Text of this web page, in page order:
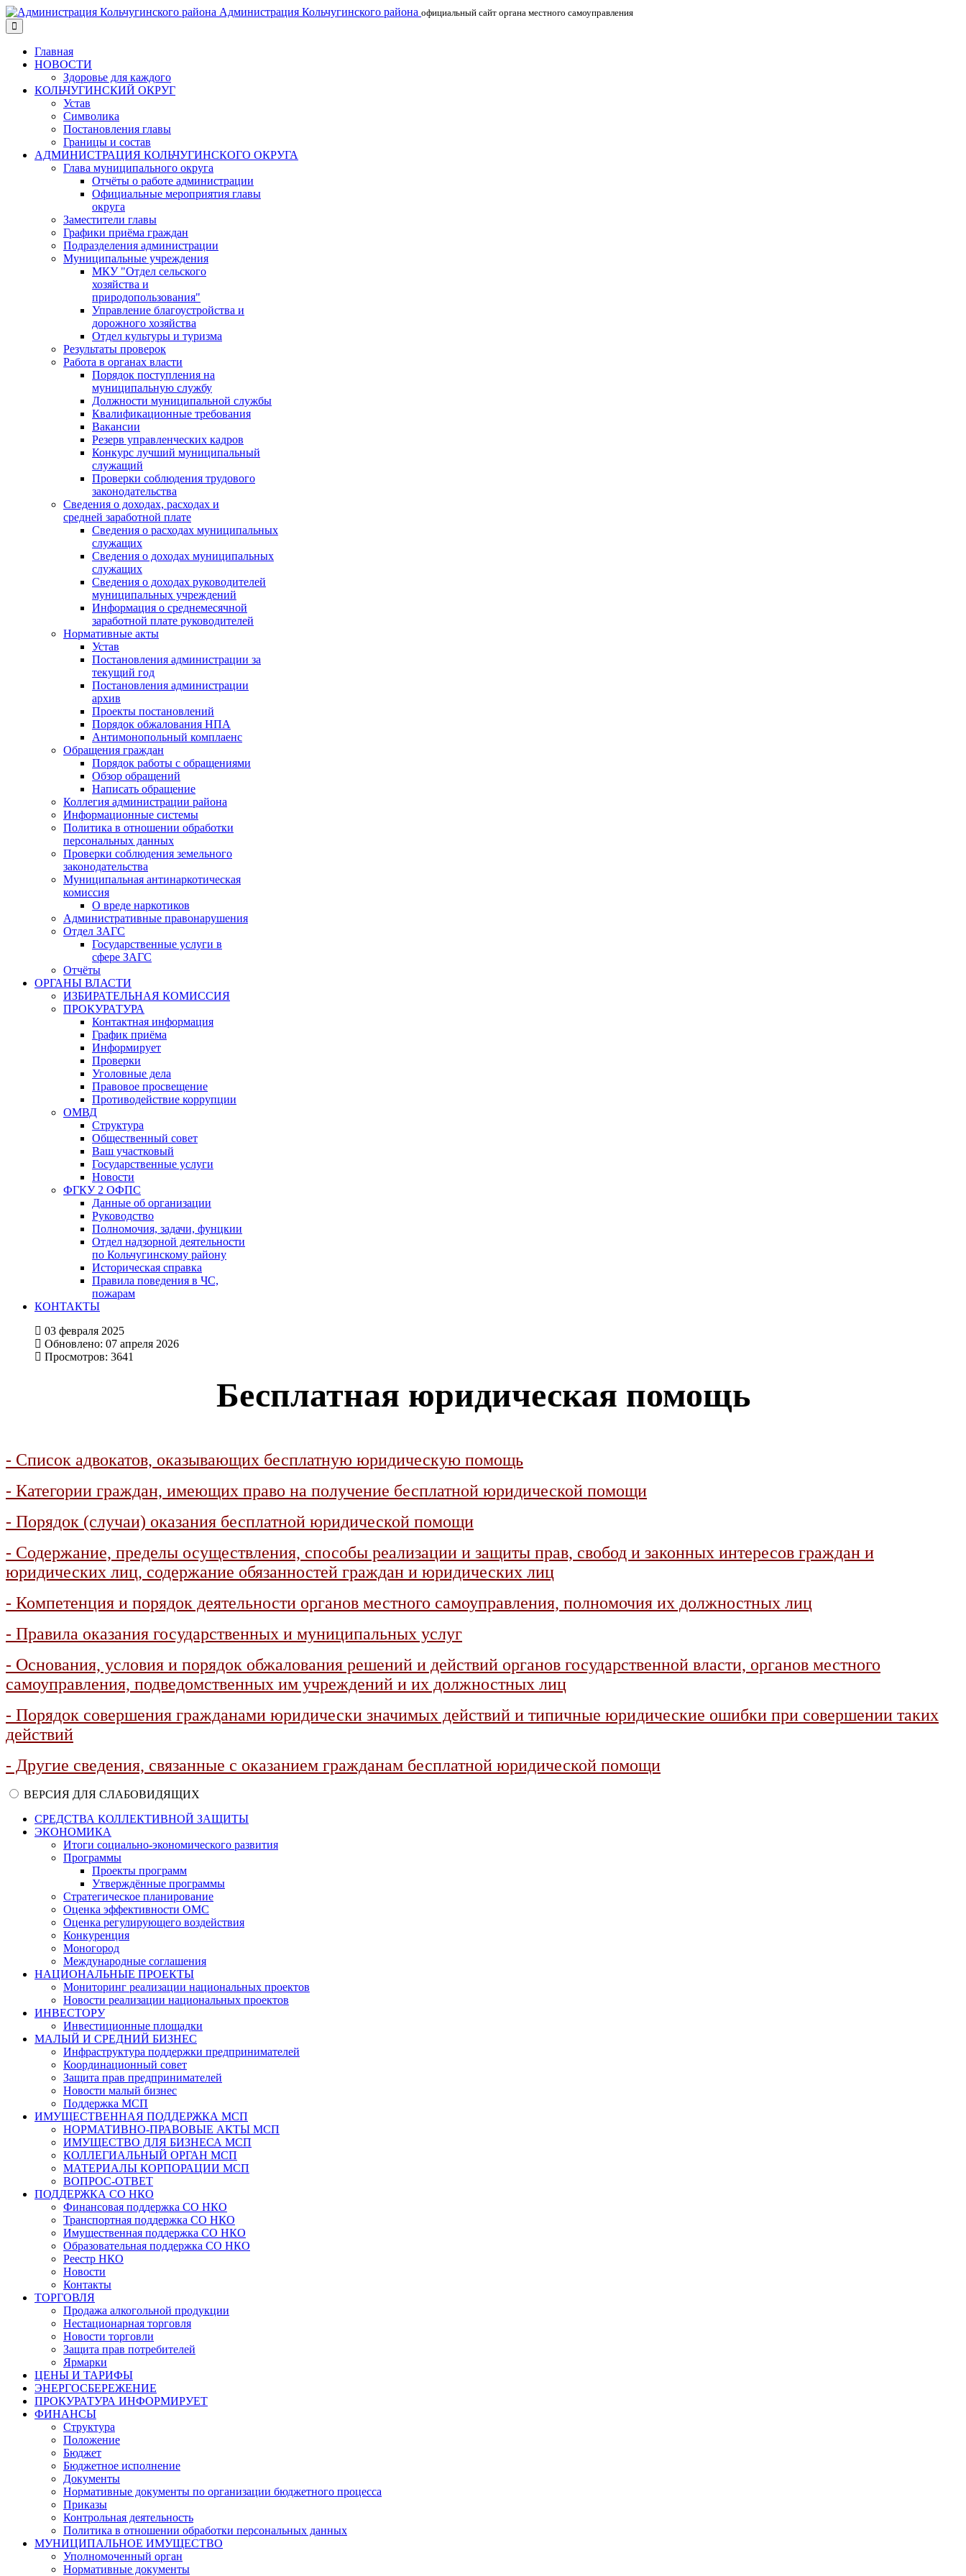
Администрация Кольчугинского района официальный сайт органа местного самоуправления
Главная
НОВОСТИ
Здоровье для каждого
КОЛЬЧУГИНСКИЙ ОКРУГ
Устав
Символика
Постановления главы
Границы и состав
АДМИНИСТРАЦИЯ КОЛЬЧУГИНСКОГО ОКРУГА
Глава муниципального округа
Отчёты о работе администрации
Официальные мероприятия главы
округа
Заместители главы
Графики приёма граждан
Подразделения администрации
Муниципальные учреждения
МКУ "Отдел сельского
хозяйства и
природопользования"
Управление благоустройства и
дорожного хозяйства
Отдел культуры и туризма
Результаты проверок
Работа в органах власти
Порядок поступления на
муниципальную службу
Должности муниципальной службы
Квалификационные требования
Вакансии
Резерв управленческих кадров
Конкурс лучший муниципальный
служащий
Проверки соблюдения трудового
законодательства
Сведения о доходах, расходах и
средней заработной плате
Сведения о расходах муниципальных
служащих
Сведения о доходах муниципальных
служащих
Сведения о доходах руководителей
муниципальных учреждений
Информация о среднемесячной
заработной плате руководителей
Нормативные акты
Устав
Постановления администрации за
текущий год
Постановления администрации
архив
Проекты постановлений
Порядок обжалования НПА
Антимонопольный комплаенс
Обращения граждан
Порядок работы с обращениями
Обзор обращений
Написать обращение
Коллегия администрации района
Информационные системы
Политика в отношении обработки
персональных данных
Проверки соблюдения земельного
законодательства
Муниципальная антинаркотическая
комиссия
О вреде наркотиков
Административные правонарушения
Отдел ЗАГС
Государственные услуги в
сфере ЗАГС
Отчёты
ОРГАНЫ ВЛАСТИ
ИЗБИРАТЕЛЬНАЯ КОМИССИЯ
ПРОКУРАТУРА
Контактная информация
График приёма
Информирует
Проверки
Уголовные дела
Правовое просвещение
Противодействие коррупции
ОМВД
Структура
Общественный совет
Ваш участковый
Государственные услуги
Новости
ФГКУ 2 ОФПС
Данные об организации
Руководство
Полномочия, задачи, фунцкии
Отдел надзорной деятельности
по Кольчугинскому району
Историческая справка
Правила поведения в ЧС,
пожарам
КОНТАКТЫ
03 февраля 2025
Обновлено: 07 апреля 2026
Просмотров: 3641
Бесплатная юридическая помощь
- Список адвокатов, оказывающих бесплатную юридическую помощь
- Категории граждан, имеющих право на получение бесплатной юридической помощи
- Порядок (случаи) оказания бесплатной юридической помощи
- Содержание, пределы осуществления, способы реализации и защиты прав, свобод и законных интересов граждан и
юридических лиц, содержание обязанностей граждан и юридических лиц
- Компетенция и порядок деятельности органов местного самоуправления, полномочия их должностных лиц
- Правила оказания государственных и муниципальных услуг
- Основания, условия и порядок обжалования решений и действий органов государственной власти, органов местного
самоуправления, подведомственных им учреждений и их должностных лиц
- Порядок совершения гражданами юридически значимых действий и типичные юридические ошибки при совершении таких
действий
- Другие сведения, связанные с оказанием гражданам бесплатной юридической помощи
ВЕРСИЯ ДЛЯ СЛАБОВИДЯЩИХ
СРЕДСТВА КОЛЛЕКТИВНОЙ ЗАЩИТЫ
ЭКОНОМИКА
Итоги социально-экономического развития
Программы
Проекты программ
Утверждённые программы
Стратегическое планирование
Оценка эффективности ОМС
Оценка регулирующего воздействия
Конкуренция
Моногород
Международные соглашения
НАЦИОНАЛЬНЫЕ ПРОЕКТЫ
Мониторинг реализации национальных проектов
Новости реализации национальных проектов
ИНВЕСТОРУ
Инвестиционные площадки
МАЛЫЙ И СРЕДНИЙ БИЗНЕС
Инфраструктура поддержки предпринимателей
Координационный совет
Защита прав предпринимателей
Новости малый бизнес
Поддержка МСП
ИМУЩЕСТВЕННАЯ ПОДДЕРЖКА МСП
НОРМАТИВНО-ПРАВОВЫЕ АКТЫ МСП
ИМУЩЕСТВО ДЛЯ БИЗНЕСА МСП
КОЛЛЕГИАЛЬНЫЙ ОРГАН МСП
МАТЕРИАЛЫ КОРПОРАЦИИ МСП
ВОПРОС-ОТВЕТ
ПОДДЕРЖКА СО НКО
Финансовая поддержка СО НКО
Транспортная поддержка СО НКО
Имущественная поддержка СО НКО
Образовательная поддержка СО НКО
Реестр НКО
Новости
Контакты
ТОРГОВЛЯ
Продажа алкогольной продукции
Нестационарная торговля
Новости торговли
Защита прав потребителей
Ярмарки
ЦЕНЫ И ТАРИФЫ
ЭНЕРГОСБЕРЕЖЕНИЕ
ПРОКУРАТУРА ИНФОРМИРУЕТ
ФИНАНСЫ
Структура
Положение
Бюджет
Бюджетное исполнение
Документы
Нормативные документы по организации бюджетного процесса
Приказы
Контрольная деятельность
Политика в отношении обработки персональных данных
МУНИЦИПАЛЬНОЕ ИМУЩЕСТВО
Уполномоченный орган
Нормативные документы